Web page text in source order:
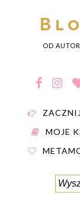
OD
MOJE